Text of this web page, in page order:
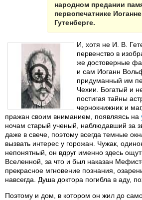
народном предании
первопечатнике Иоганне
Гутенберге.
И, хотя не И. В.
первенство в
же достоверные
и сам Иоганн
придуманный им
Чехии. Богатый и
постигая тайны
чернокнижник и
пражан своим вниманием, появляясь на
ночам старый ученый, наблюдавший за
даже в свече, поэтому всегда темные
вызвать интерес у горожан. Чужак,
непонятный, он вдруг именно здесь
Вселенной, за что и был наказан
прекрасное мгновение познания,
навсегда. Душа доктора погибла в аду,
Поэтому и дом, в котором он жил до